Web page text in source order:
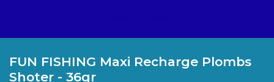
FUN FISHING Maxi Recharge Plombs
Shoter - 36gr